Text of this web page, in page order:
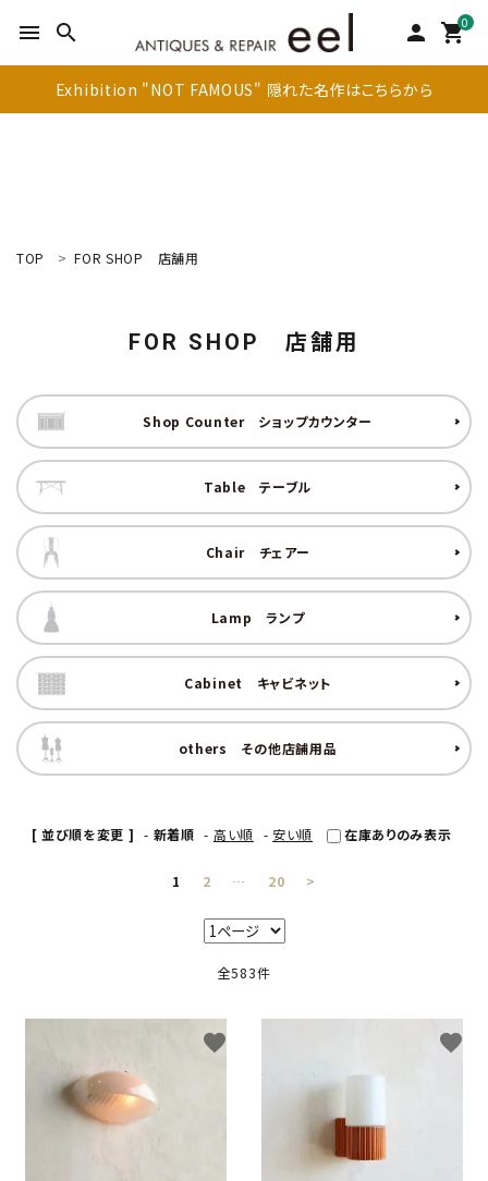
menu search person 0
shopping_cart
Exhibition "NOT FAMOUS" 隠れた名作はこちらから
アイテムを探す
テーブル
キャビネット
その他
卸販売
デザイナーまとめ
アフターケア
TOP FOR SHOP 店舗用
FOR SHOP 店舗用
Shop Counterショップカウンター
Table テーブル
Chair チェアー
Lamp ランプ
Cabinet キャビネット
others その他店舗用品
[ 並び順を変更 ] - 新着順 - 高い順 - 安い順 在庫ありのみ表示
1 2 … 20 >
全583件
favorite favorite